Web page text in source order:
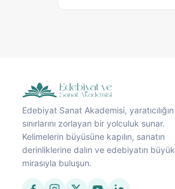
Edebiyat Sanat Akademisi, yaratıcılığın
sınırlarını zorlayan bir yolculuk sunar.
Kelimelerin büyüsüne kapılın, sanatın
derinliklerine dalın ve edebiyatın büyük
mirasıyla buluşun.